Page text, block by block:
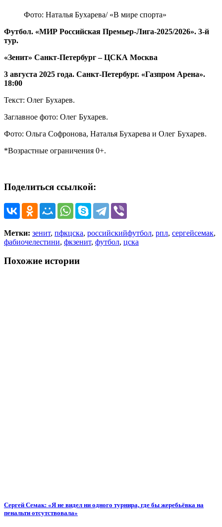
Фото: Наталья Бухарева/ «В мире спорта»
Футбол. «МИР Российская Премьер-Лига-2025/2026». 3-й
тур.
«Зенит» Санкт-Петербург – ЦСКА Москва
3 августа 2025 года. Санкт-Петербург. «Газпром Арена».
18:00
Текст: Олег Бухарев.
Заглавное фото: Олег Бухарев.
Фото: Ольга Софронова, Наталья Бухарева и Олег Бухарев.
*Возрастные ограничения 0+.
Поделиться ссылкой:
Метки: зенит, пфкцска, российскийфутбол, рпл, сергейсемак,
фабиочелестини, фкзенит, футбол, цска
Похожие истории
Сергей Семак: «Я не видел ни одного турнира, где бы жеребьёвка на
пенальти отсутствовала»